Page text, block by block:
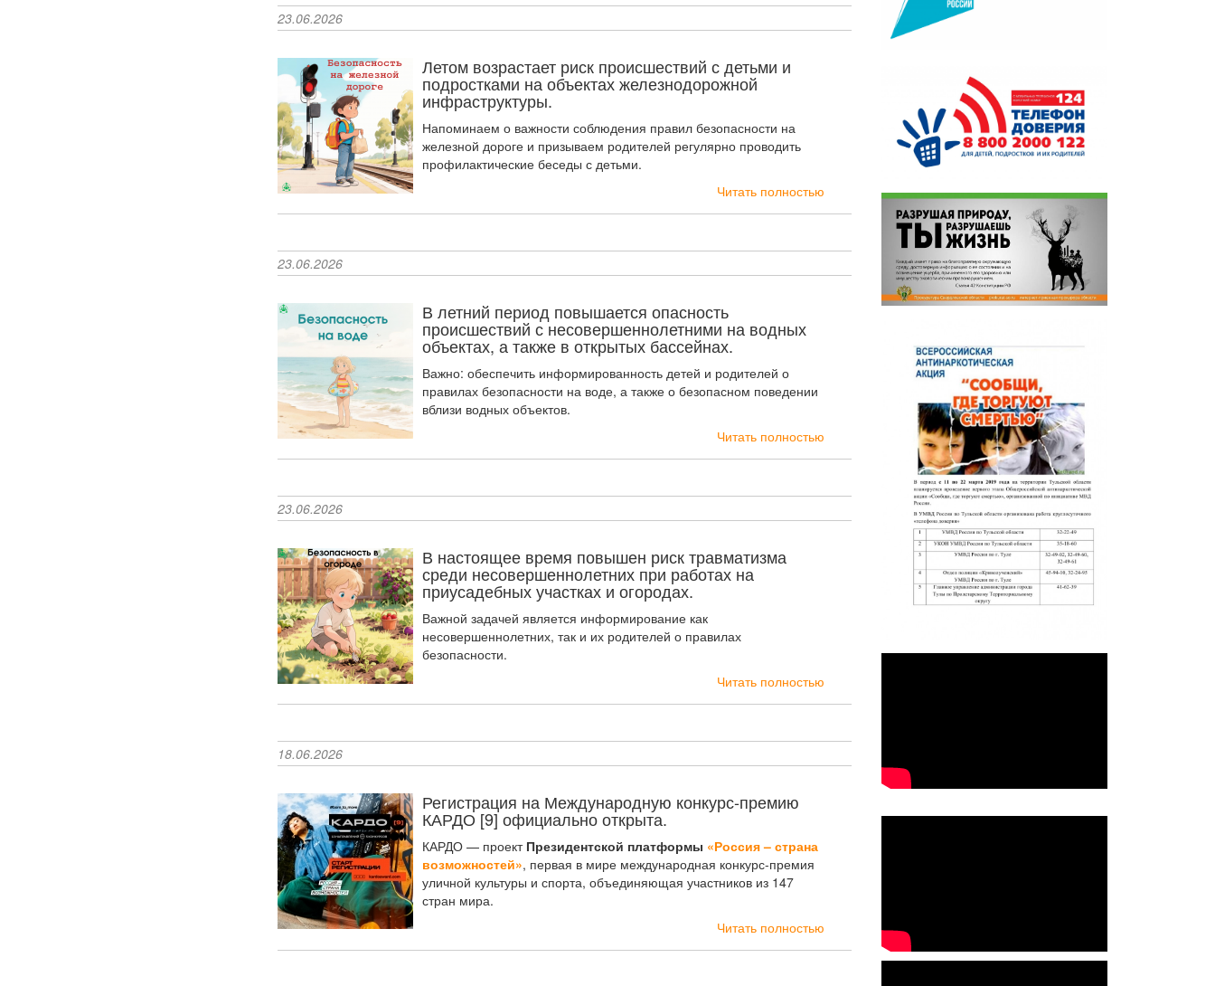
23.06.2026
Летом возрастает риск происшествий с детьми и
подростками на объектах железнодорожной
инфраструктуры.
Напоминаем о важности соблюдения правил безопасности на
железной дороге и призываем родителей регулярно проводить
профилактические беседы с детьми.
Читать полностью
23.06.2026
В летний период повышается опасность
происшествий с несовершеннолетними на водных
объектах, а также в открытых бассейнах.
Важно: обеспечить информированность детей и родителей о
правилах безопасности на воде, а также о безопасном поведении
вблизи водных объектов.
Читать полностью
23.06.2026
В настоящее время повышен риск травматизма
среди несовершеннолетних при работах на
приусадебных участках и огородах.
Важной задачей является информирование как
несовершеннолетних, так и их родителей о правилах
безопасности.
Читать полностью
18.06.2026
Регистрация на Международную конкурс-премию
КАРДО [9] официально открыта.
КАРДО — проект Президентской платформы «Россия – страна
возможностей», первая в мире международная конкурс-премия
уличной культуры и спорта, объединяющая участников из 147
стран мира.
Читать полностью